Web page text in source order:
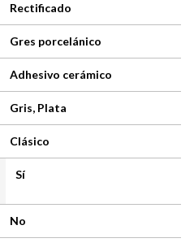
Rectificado
Gres porcelánico
Adhesivo cerámico
Gris, Plata
Clásico
Sí
No